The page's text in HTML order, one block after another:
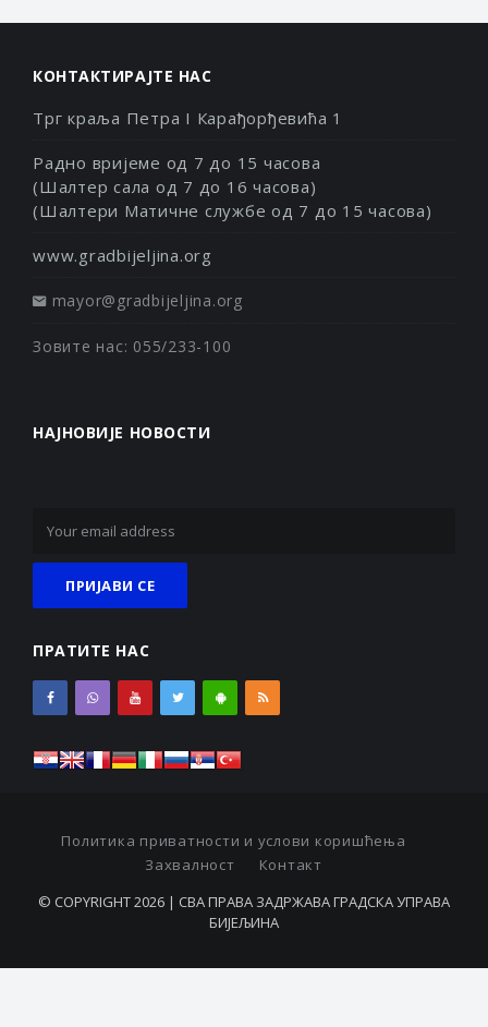
КОНТАКТИРАЈТЕ НАС
Трг краља Петра I Карађорђевића 1
Радно вријеме од 7 до 15 часова
(Шалтер сала од 7 до 16 часова)
(Шалтери Матичне службе од 7 до 15 часова)
www.gradbijeljina.org
mayor@gradbijeljina.org
Зовите нас: 055/233-100
НАЈНОВИЈЕ НОВОСТИ
ПРАТИТЕ НАС
Политика приватности и услови коришћења
Захвалност
Контакт
© COPYRIGHT 2026 | СВА ПРАВА ЗАДРЖАВА ГРАДСКА УПРАВА
БИЈЕЉИНА